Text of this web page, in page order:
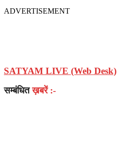
ADVERTISEMENT
SATYAM LIVE (Web Desk)
सम्बंधितख़बरें :-